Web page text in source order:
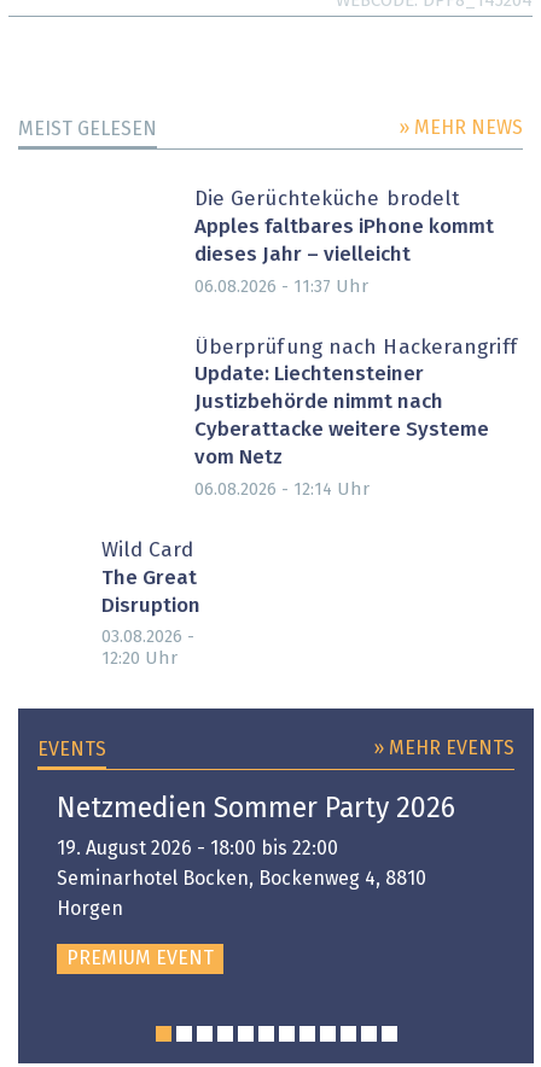
MEIST GELESEN » MEHR NEWS
Die Gerüchteküche brodelt
Apples faltbares iPhone kommt
dieses Jahr – vielleicht
06.08.2026 - 11:37 Uhr
Überprüfung nach Hackerangriff
Update: Liechtensteiner
Justizbehörde nimmt nach
Cyberattacke weitere Systeme
vom Netz
06.08.2026 - 12:14 Uhr
Wild Card
The Great
Disruption
03.08.2026 -
12:20 Uhr
EVENTS » MEHR EVENTS
Netzmedien Sommer Party 2026
19. August 2026 - 18:00 bis 22:00
Seminarhotel Bocken, Bockenweg 4, 8810
Horgen
PREMIUM EVENT